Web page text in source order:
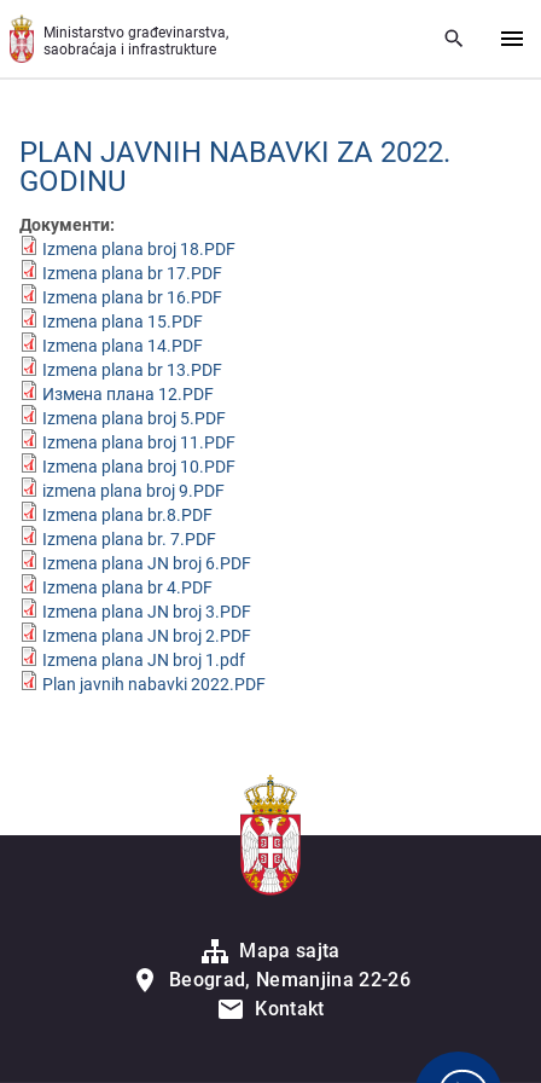
Preskoči na glavni deo sadržaja
Ministarstvo građevinarstva,
saobraćaja i infrastrukture
PLAN JAVNIH NABAVKI ZA 2022.
GODINU
Документи:
Izmena plana broj 18.PDF
Izmena plana br 17.PDF
Izmena plana br 16.PDF
Izmena plana 15.PDF
Izmena plana 14.PDF
Izmena plana br 13.PDF
Измена плана 12.PDF
Izmena plana broj 5.PDF
Izmena plana broj 11.PDF
Izmena plana broj 10.PDF
izmena plana broj 9.PDF
Izmena plana br.8.PDF
Izmena plana br. 7.PDF
Izmena plana JN broj 6.PDF
Izmena plana br 4.PDF
Izmena plana JN broj 3.PDF
Izmena plana JN broj 2.PDF
Izmena plana JN broj 1.pdf
Plan javnih nabavki 2022.PDF
Mapa sajta
Beograd, Nemanjina 22-26
Kontakt